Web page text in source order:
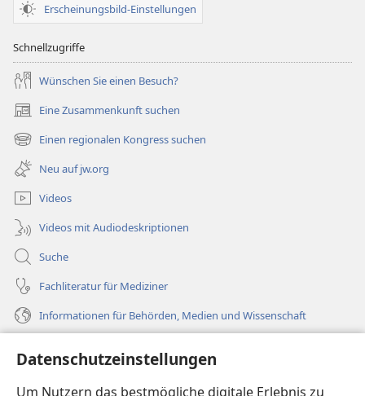
Datenschutzeinstellungen
Um Nutzern das bestmögliche digitale Erlebnis zu
Erscheinungsbild-Einstellungen
Schnellzugriffe
Wünschen Sie einen Besuch?
Eine Zusammenkunft suchen
(öffnet
neues
Fenster)
Einen regionalen Kongress suchen
(öffnet
neues
Fenster)
Neu auf jw.org
Videos
Videos mit Audiodeskriptionen
Suche
Fachliteratur für Mediziner
Informationen für Behörden, Medien und Wissenschaft
Spenden
(öffnet